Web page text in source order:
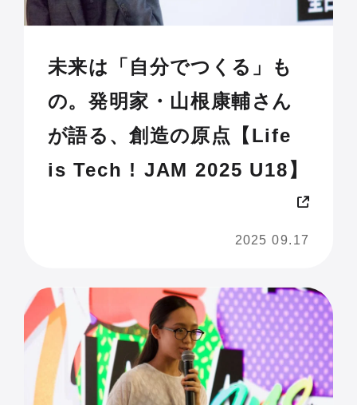
未来は「自分でつくる」も
の。発明家・山根康輔さん
が語る、創造の原点【Life
is Tech ! JAM 2025 U18】
2025 09.17